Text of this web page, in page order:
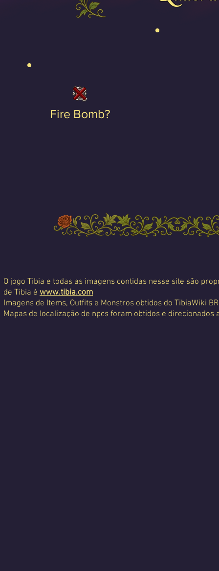
Fire Bomb?
O jogo Tibia e todas as imagens contidas nesse site são
de Tibia é www.tibia.com
Imagens de Items, Outfits e Monstros obtidos do TibiaWiki
Mapas de localização de npcs foram obtidos e direcionados